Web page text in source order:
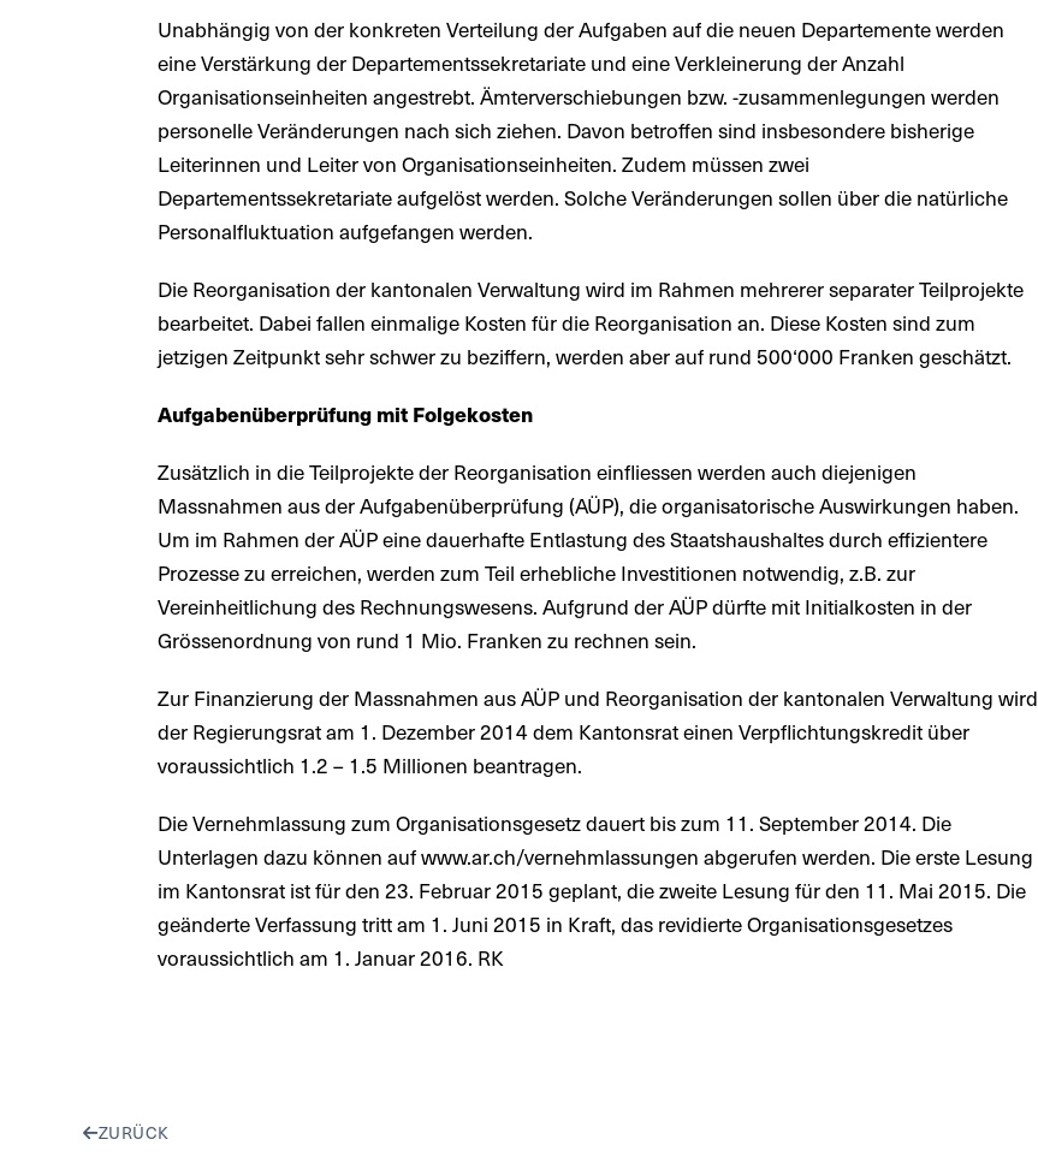
Unabhängig von der konkreten Verteilung der Aufgaben auf die neuen Departemente werden
eine Verstärkung der Departementssekretariate und eine Verkleinerung der Anzahl
Organisationseinheiten angestrebt. Ämterverschiebungen bzw. -zusammenlegungen werden
personelle Veränderungen nach sich ziehen. Davon betroffen sind insbesondere bisherige
Leiterinnen und Leiter von Organisationseinheiten. Zudem müssen zwei
Departementssekretariate aufgelöst werden. Solche Veränderungen sollen über die natürliche
Personalfluktuation aufgefangen werden.
Die Reorganisation der kantonalen Verwaltung wird im Rahmen mehrerer separater Teilprojekte
bearbeitet. Dabei fallen einmalige Kosten für die Reorganisation an. Diese Kosten sind zum
jetzigen Zeitpunkt sehr schwer zu beziffern, werden aber auf rund 500‘000 Franken geschätzt.
Aufgabenüberprüfung mit Folgekosten
Zusätzlich in die Teilprojekte der Reorganisation einfliessen werden auch diejenigen
Massnahmen aus der Aufgabenüberprüfung (AÜP), die organisatorische Auswirkungen haben.
Um im Rahmen der AÜP eine dauerhafte Entlastung des Staatshaushaltes durch effizientere
Prozesse zu erreichen, werden zum Teil erhebliche Investitionen notwendig, z.B. zur
Vereinheitlichung des Rechnungswesens. Aufgrund der AÜP dürfte mit Initialkosten in der
Grössenordnung von rund 1 Mio. Franken zu rechnen sein.
Zur Finanzierung der Massnahmen aus AÜP und Reorganisation der kantonalen Verwaltung wird
der Regierungsrat am 1. Dezember 2014 dem Kantonsrat einen Verpflichtungskredit über
voraussichtlich 1.2 – 1.5 Millionen beantragen.
Die Vernehmlassung zum Organisationsgesetz dauert bis zum 11. September 2014. Die
Unterlagen dazu können auf www.ar.ch/vernehmlassungen abgerufen werden. Die erste Lesung
im Kantonsrat ist für den 23. Februar 2015 geplant, die zweite Lesung für den 11. Mai 2015. Die
geänderte Verfassung tritt am 1. Juni 2015 in Kraft, das revidierte Organisationsgesetzes
voraussichtlich am 1. Januar 2016. RK
ZURÜCK